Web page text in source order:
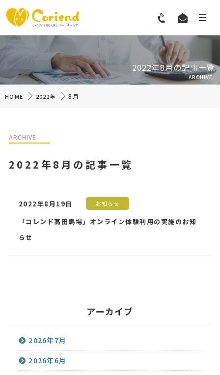
2022年8月の記事一覧
ARCHIVE
HOME 2022年 8月
2022年8月の記事一覧
ARCHIVE
2022年8月19日 お知らせ
「コレンド高田馬場」オンライン体験利用の実施のお知
らせ
アーカイブ
2026年7月
2026年6月